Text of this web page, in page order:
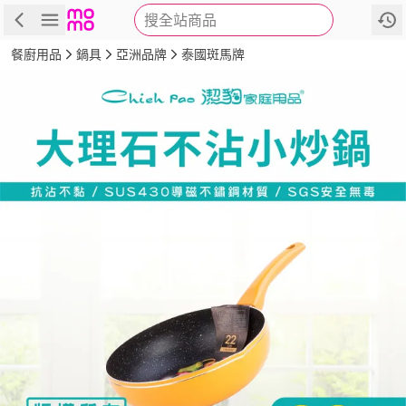
搜全站商品
商品 評價 詳情
餐廚用品 鍋具 亞洲品牌 泰國斑馬牌